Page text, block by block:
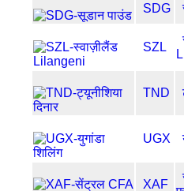
SDG
SZL
TND
UGX
XAF